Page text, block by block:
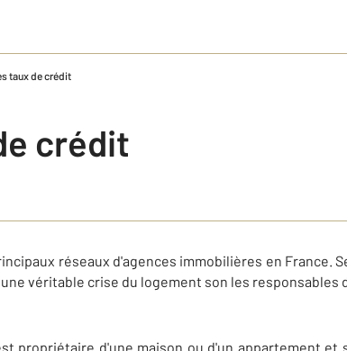
taux de crédit
crédit
réseaux d'agences immobilières en France.
véritable crise du logement son les responsables
propriétaire d'une maison ou d'un appartement